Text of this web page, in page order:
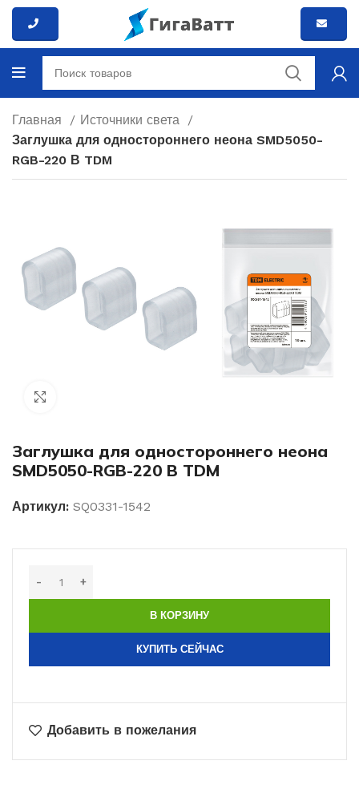
Главная
Источники света
Заглушка для одностороннего неона SMD5050-
RGB-220 В TDM
Заглушка для одностороннего неона
SMD5050-RGB-220 В TDM
Артикул: SQ0331-1542
В КОРЗИНУ
КУПИТЬ СЕЙЧАС
Добавить в пожелания